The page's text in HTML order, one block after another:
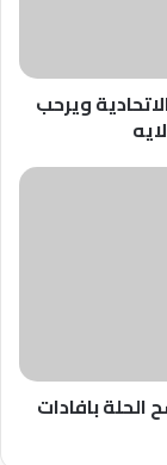
ويرحب
بافادات